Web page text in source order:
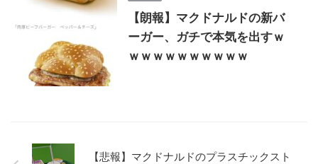
【朗報】マクドナルドの新バ
ーガー、ガチで本気を出すｗ
ｗｗｗｗｗｗｗｗｗｗ
【悲報】マクドナルドのプラスチックスト